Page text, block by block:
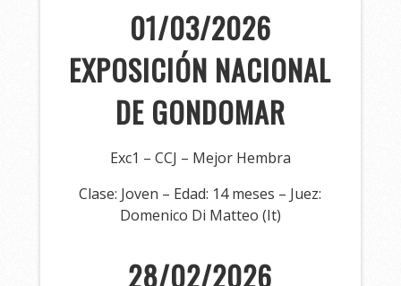
01/03/2026
EXPOSICIÓN NACIONAL
DE GONDOMAR
Exc1 – CCJ – Mejor Hembra
Clase: Joven – Edad: 14 meses – Juez:
Domenico Di Matteo (It)
28/02/2026